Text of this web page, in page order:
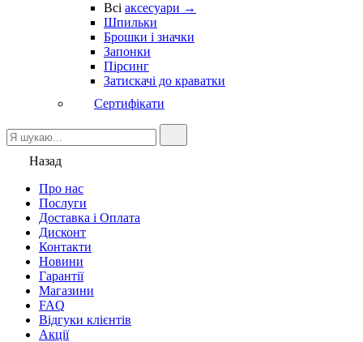
Всі аксесуари →
Шпильки
Брошки і значки
Запонки
Пірсинг
Затискачі до краватки
Сертифікати
Назад
Про нас
Послуги
Доставка і Оплата
Дисконт
Контакти
Новини
Гарантії
Магазини
FAQ
Відгуки клієнтів
Акції